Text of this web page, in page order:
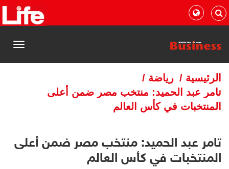
القائمة
الرئيسية / رياضة /
تامر عبد الحميد: منتخب مصر ضمن أعلى
المنتخبات في كأس العالم
تامر عبد الحميد: منتخب مصر ضمن أعلى
المنتخبات في كأس العالم